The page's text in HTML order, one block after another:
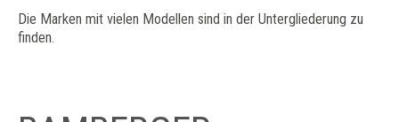
Die Marken mit vielen Modellen sind in der Untergliederung zu
finden.